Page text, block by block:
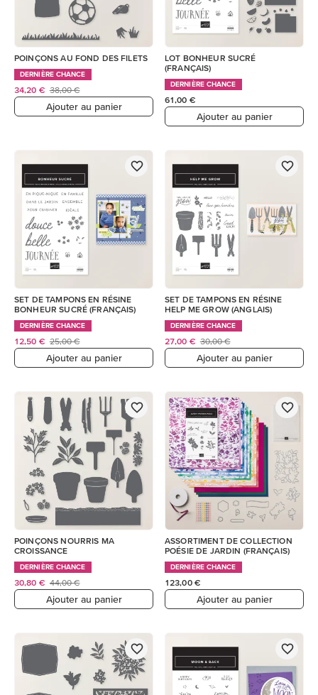
POINÇONS AU FOND DES FILETS
DERNIÈRE CHANCE
34,20 € 38,00 €
Ajouter au panier
LOT BONHEUR SUCRÉ
(FRANÇAIS)
DERNIÈRE CHANCE
61,00 €
Ajouter au panier
SET DE TAMPONS EN RÉSINE
BONHEUR SUCRÉ (FRANÇAIS)
DERNIÈRE CHANCE
12,50 € 25,00 €
Ajouter au panier
SET DE TAMPONS EN RÉSINE
HELP ME GROW (ANGLAIS)
DERNIÈRE CHANCE
27,00 € 30,00 €
Ajouter au panier
POINÇONS NOURRIS MA
CROISSANCE
DERNIÈRE CHANCE
30,80 € 44,00 €
Ajouter au panier
ASSORTIMENT DE COLLECTION
POÉSIE DE JARDIN (FRANÇAIS)
DERNIÈRE CHANCE
123,00 €
Ajouter au panier